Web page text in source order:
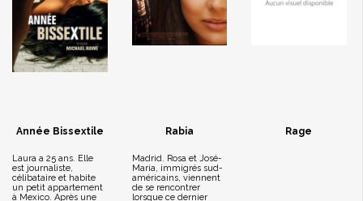
Année Bissextile
Laura a 25 ans. Elle
est journaliste,
célibataire et habite
un petit appartement
à Mexico. Après une
Rabia
Madrid. Rosa et José-
Maria, immigrés sud-
américains, viennent
de se rencontrer
lorsque ce dernier
Rage